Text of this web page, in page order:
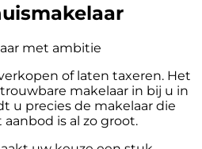
met ambitie
of laten taxeren. Het
makelaar in bij u in
u precies de makelaar die
is al zo groot.